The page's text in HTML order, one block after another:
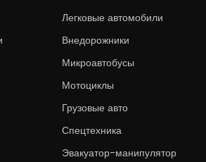
Легковые автомобили
Внедорожники
Микроавтобусы
Мотоциклы
Грузовые авто
Спецтехника
Эвакуатор-манипулятор